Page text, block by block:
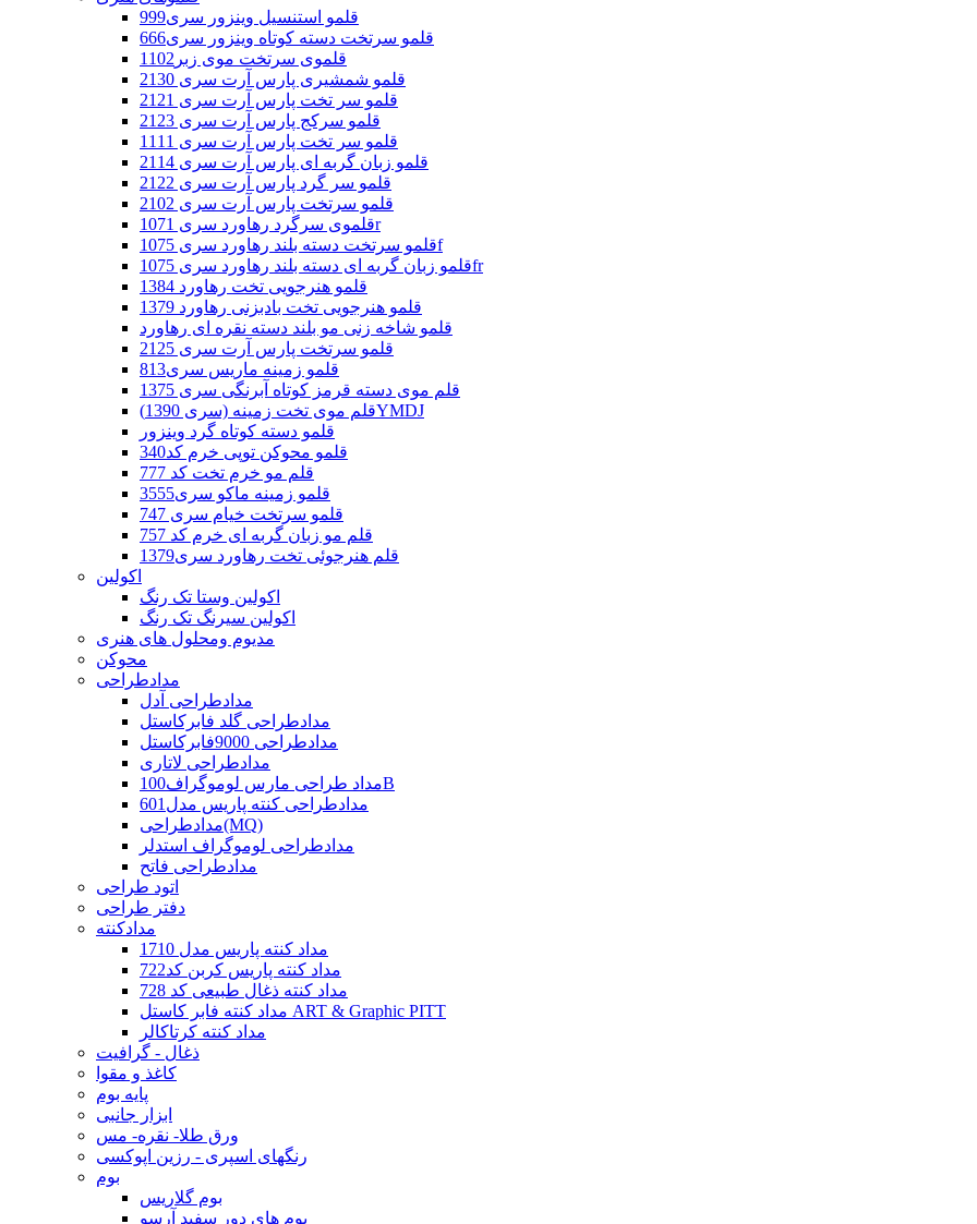
قلمو استنسیل وینزور سری999
قلمو سرتخت دسته کوتاه وینزور سری666
قلموی سرتخت موی زبر1102
قلمو شمشیری پارس آرت سری 2130
قلمو سر تخت پارس آرت سری 2121
قلمو سرکج پارس آرت سری 2123
قلمو سر تخت پارس آرت سری 1111
قلمو زبان گربه ای پارس آرت سری 2114
قلمو سر گرد پارس آرت سری 2122
قلمو سرتخت پارس آرت سری 2102
قلموی سرگرد رهاورد سری 1071r
قلمو سرتخت دسته بلند رهاورد سری 1075f
قلمو زبان گربه ای دسته بلند رهاورد سری 1075fr
قلمو هنرجویی تخت رهاورد 1384
قلمو هنرجویی تخت بادبزنی رهاورد 1379
قلمو شاخه زنی مو بلند دسته نقره ای رهاورد
قلمو سرتخت پارس آرت سری 2125
قلمو زمینه ماریس سری813
قلم موی دسته قرمز کوتاه آبرنگی سری 1375
قلم موی تخت زمینه (سری 1390)YMDJ
قلمو دسته کوتاه گرد وینزور
قلمو محوکن توپی خرم کد340
قلم مو خرم تخت کد 777
قلمو زمینه ماکو سری3555
قلمو سرتخت خیام سری 747
قلم مو زبان گربه ای خرم کد 757
قلم هنرجوئی تخت رهاورد سری1379
اکولین
اکولین وستا تک رنگ
اکولین سیرنگ تک رنگ
مدیوم ومحلول های هنری
محوکن
مدادطراحی
مدادطراحی آدل
مدادطراحی گلد فابرکاستل
مدادطراحی 9000فابرکاستل
مدادطراحی لاتاری
مداد طراحی مارس لوموگراف100B
مدادطراحی کنته پاریس مدل601
مدادطراحی(MQ)
مدادطراحی لوموگراف استدلر
مدادطراحی فاتح
اتود طراحی
دفتر طراحی
مدادکنته
مداد کنته پاریس مدل 1710
مداد کنته پاریس کربن کد722
مداد کنته ذغال طبیعی کد 728
مداد کنته فابر کاستل ART & Graphic PITT
مداد کنته کرتاکالر
ذغال - گرافیت
کاغذ و مقوا
پایه بوم
ابزار جانبی
ورق طلا- نقره- مس
رنگهای اسپری - رزین اپوکسی
بوم
بوم گلاریس
بوم های دور سفید آرسو